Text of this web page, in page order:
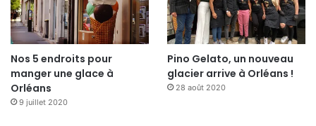
Nos 5 endroits pour
manger une glace à
Orléans
9 juillet 2020
Pino Gelato, un nouveau
glacier arrive à Orléans !
28 août 2020